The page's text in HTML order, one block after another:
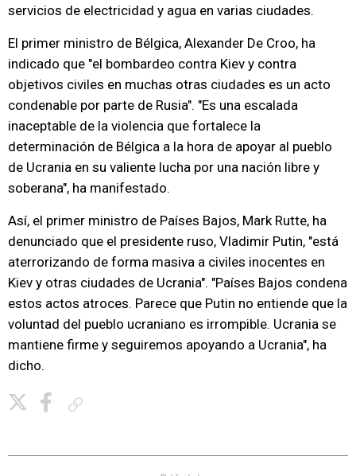
servicios de electricidad y agua en varias ciudades.
El primer ministro de Bélgica, Alexander De Croo, ha
indicado que "el bombardeo contra Kiev y contra
objetivos civiles en muchas otras ciudades es un acto
condenable por parte de Rusia". "Es una escalada
inaceptable de la violencia que fortalece la
determinación de Bélgica a la hora de apoyar al pueblo
de Ucrania en su valiente lucha por una nación libre y
soberana", ha manifestado.
Así, el primer ministro de Países Bajos, Mark Rutte, ha
denunciado que el presidente ruso, Vladimir Putin, "está
aterrorizando de forma masiva a civiles inocentes en
Kiev y otras ciudades de Ucrania". "Países Bajos condena
estos actos atroces. Parece que Putin no entiende que la
voluntad del pueblo ucraniano es irrompible. Ucrania se
mantiene firme y seguiremos apoyando a Ucrania", ha
dicho.